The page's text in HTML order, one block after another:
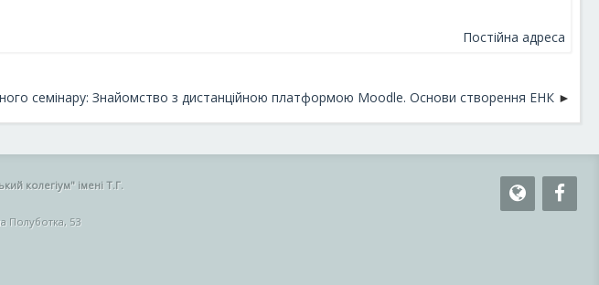
Постійна адреса
семінару: Знайомство з дистанційною платформою Moodle. Основи створення ЕНК
колегіум" імені Т.Г.
Полуботка, 53